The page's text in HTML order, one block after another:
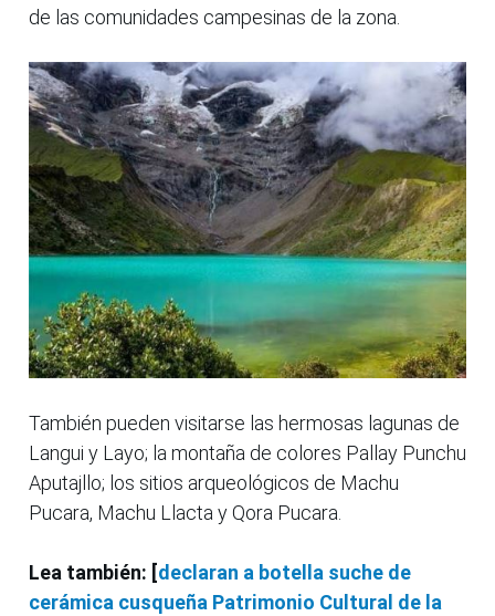
de las comunidades campesinas de la zona.
También pueden visitarse las hermosas lagunas de
Langui y Layo; la montaña de colores Pallay Punchu
Aputajllo; los sitios arqueológicos de Machu
Pucara, Machu Llacta y Qora Pucara.
Lea también: [declaran a botella suche de
cerámica cusqueña Patrimonio Cultural de la